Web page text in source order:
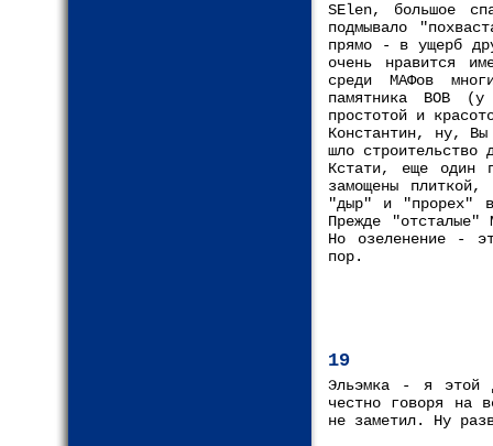
SElen, большое
подмывало
прямо - в ущерб
очень нравится
среди МАФов
памятника ВОВ
простотой и
Константин, ну,
шло
Кстати, еще один
замощены
"дыр" и "прорех" в
Прежде "отсталые"
Но озеленение -
пор.
19
Эльэмка - я этой
честно говоря на
не заметил. Ну